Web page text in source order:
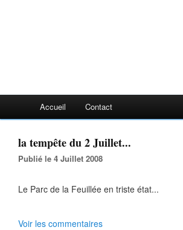
Accueil Contact
la tempête du 2 Juillet...
Publié le 4 Juillet 2008
Le Parc de la Feuillée en triste état...
Voir les commentaires